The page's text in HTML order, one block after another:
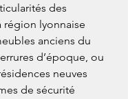
des
région lyonnaise
anciens du
d’époque, ou
neuves
de sécurité